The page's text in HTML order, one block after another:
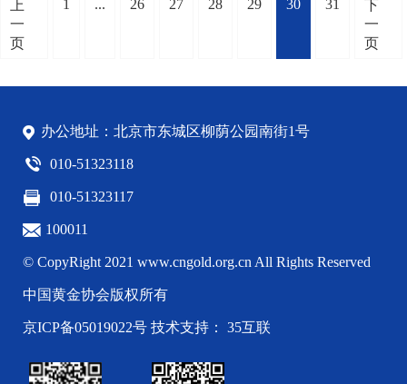
上
一
页
1 ... 26 27 28 29 30 31
下
一
页
办公地址：北京市东城区柳荫公园南街1号
010-51323118
010-51323117
100011
© CopyRight 2021 www.cngold.org.cn All Rights Reserved
中国黄金协会版权所有
京ICP备05019022号技术支持： 35互联